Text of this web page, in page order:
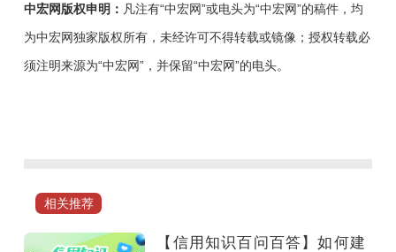
中宏网版权申明： 凡注有“中宏网”或电头为“中宏网”的稿件，均
为中宏网独家版权所有，未经许可不得转载或镜像；授权转载必
须注明来源为“中宏网”，并保留“中宏网”的电头。
惩
能
相关推荐
【信用知识百问百答】如何建